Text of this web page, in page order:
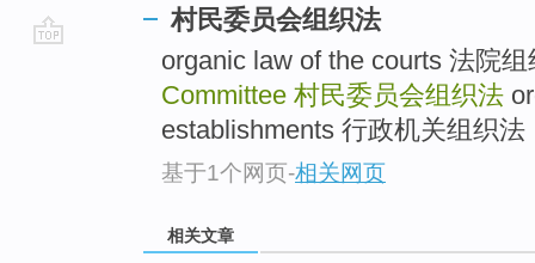
村民委员会组织法
organic law of the courts 法院
Committee 村民委员会组织法
establishments 行政机关组织法
基于1个网页-相关网页
相关文章